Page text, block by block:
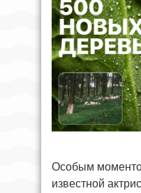
Особым
известной